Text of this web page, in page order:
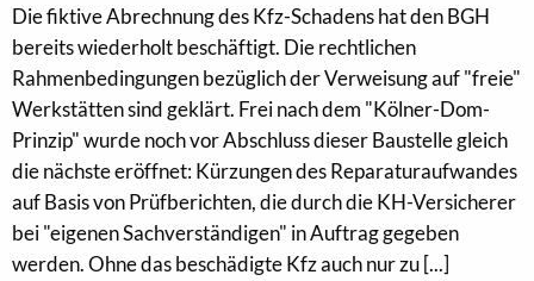
Die fiktive Abrechnung des Kfz-Schadens hat den BGH
bereits wiederholt beschäftigt. Die rechtlichen
Rahmenbedingungen bezüglich der Verweisung auf "freie"
Werkstätten sind geklärt. Frei nach dem "Kölner-Dom-
Prinzip" wurde noch vor Abschluss dieser Baustelle gleich
die nächste eröffnet: Kürzungen des Reparaturaufwandes
auf Basis von Prüfberichten, die durch die KH-Versicherer
bei "eigenen Sachverständigen" in Auftrag gegeben
werden. Ohne das beschädigte Kfz auch nur zu [...]